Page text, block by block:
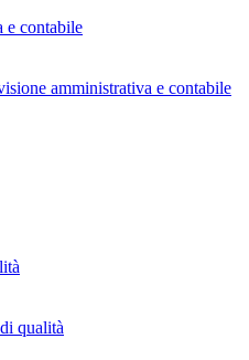
e contabile
amministrativa e contabile
qualità